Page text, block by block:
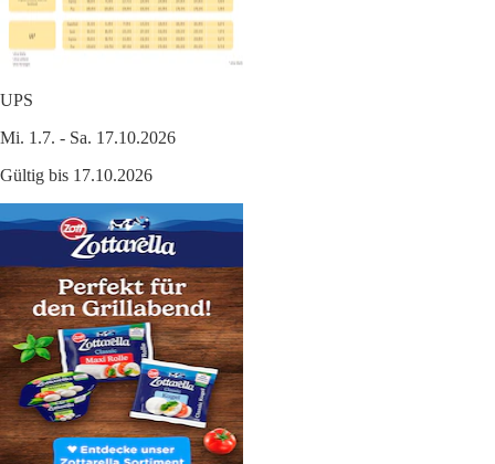
UPS
Mi. 1.7. - Sa. 17.10.2026
Gültig bis 17.10.2026